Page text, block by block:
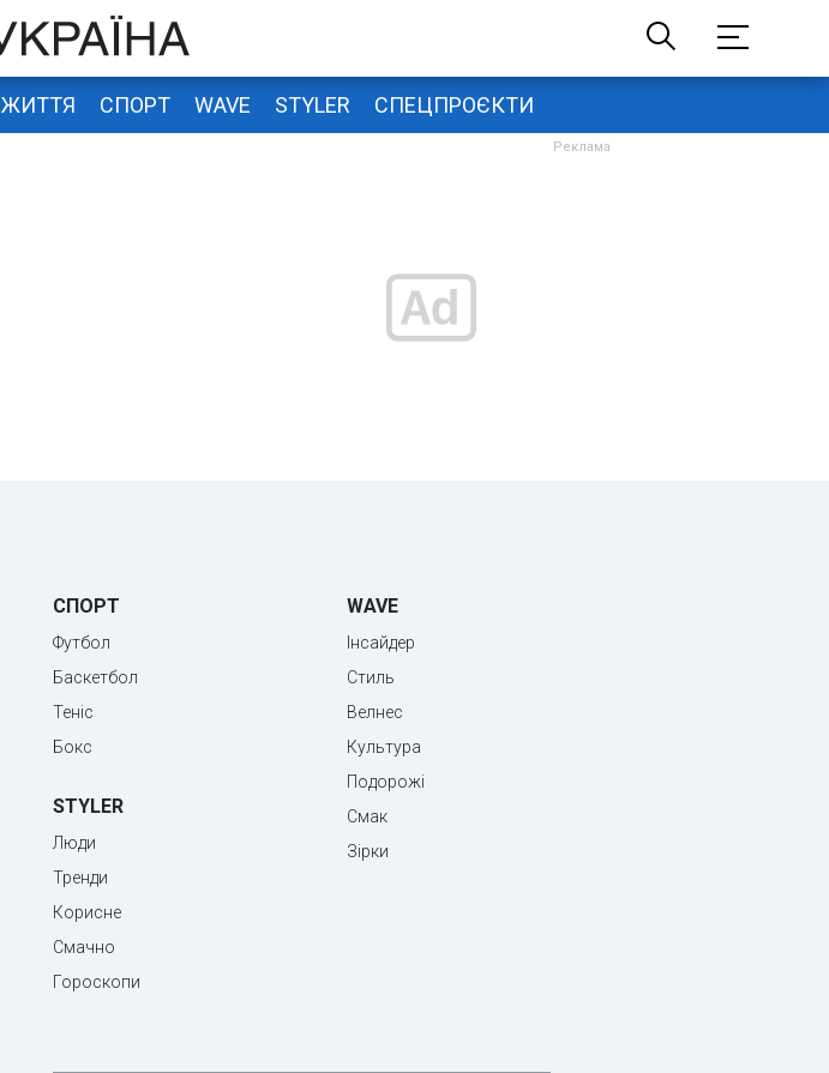
ЖИТТЯ СПОРТ WAVE STYLER СПЕЦПРОЄКТИ
СПОРТ
Футбол
Баскетбол
Теніс
Бокс
STYLER
Люди
Тренди
Корисне
Смачно
Гороскопи
WAVE
Інсайдер
Стиль
Велнес
Культура
Подорожі
Смак
Зірки